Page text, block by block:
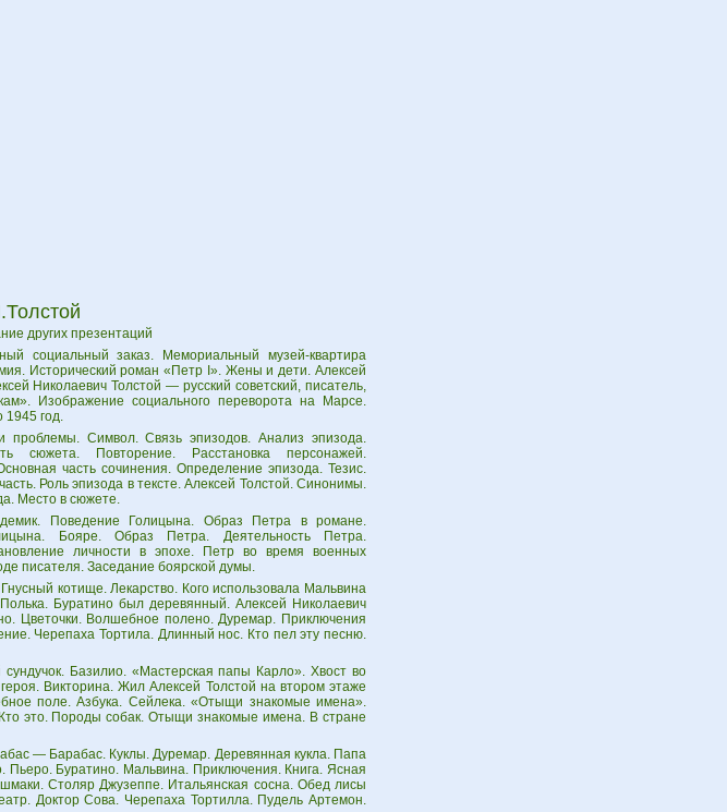
других презентаций
социальный заказ. Мемориальный музей-квартира
Исторический роман «Петр I». Жены и дети. Алексей
Николаевич Толстой — русский советский, писатель,
Изображение социального переворота на Марсе.
1945 год.
Символ. Связь эпизодов. Анализ эпизода.
сюжета. Повторение. Расстановка персонажей.
часть сочинения. Определение эпизода. Тезис.
Роль эпизода в тексте. Алексей Толстой. Синонимы.
Место в сюжете.
Поведение Голицына. Образ Петра в романе.
Бояре. Образ Петра. Деятельность Петра.
личности в эпохе. Петр во время военных
писателя. Заседание боярской думы.
котище. Лекарство. Кого использовала Мальвина
Буратино был деревянный. Алексей Николаевич
Цветочки. Волшебное полено. Дуремар. Приключения
Черепаха Тортила. Длинный нос. Кто пел эту песню.
Базилио. «Мастерская папы Карло». Хвост во
Викторина. Жил Алексей Толстой на втором этаже
поле. Азбука. Сейлека. «Отыщи знакомые имена».
это. Породы собак. Отыщи знакомые имена. В стране
— Барабас. Куклы. Дуремар. Деревянная кукла. Папа
Пьеро. Буратино. Мальвина. Приключения. Книга. Ясная
Столяр Джузеппе. Итальянская сосна. Обед лисы
Доктор Сова. Черепаха Тортилла. Пудель Артемон.